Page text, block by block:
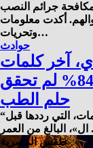
جرائم النصب
أكدت معلومات
وتحريات…
حوادث
آخر كلمات
طالب الثانوية قبل وفاته، والـ 84.6% لم تحقق
حلم الطب
“سامحيني يا أمي.. ما كانش بإيدي”. بهذه الكلمات، التي رددها قبل
طقس المصرية